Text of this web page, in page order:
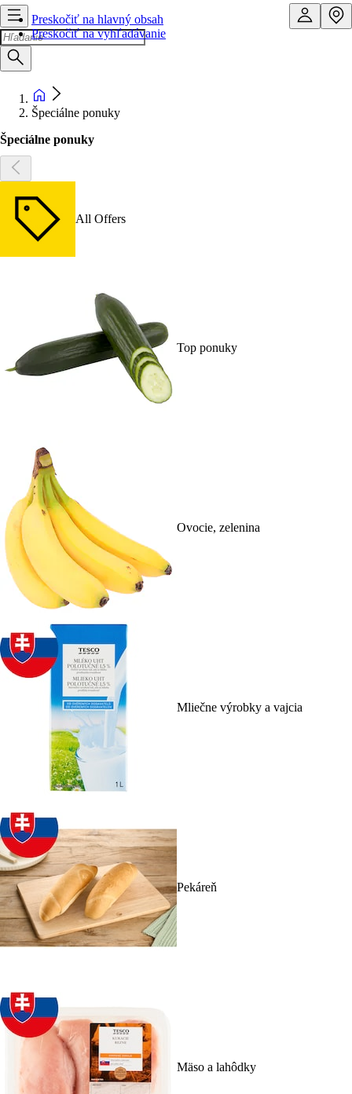
Preskočiť na hlavný obsah
Preskočiť na vyhľadávanie
Špeciálne ponuky
Špeciálne ponuky
All Offers
Top ponuky
Ovocie, zelenina
Mliečne výrobky a vajcia
Pekáreň
Mäso a lahôdky